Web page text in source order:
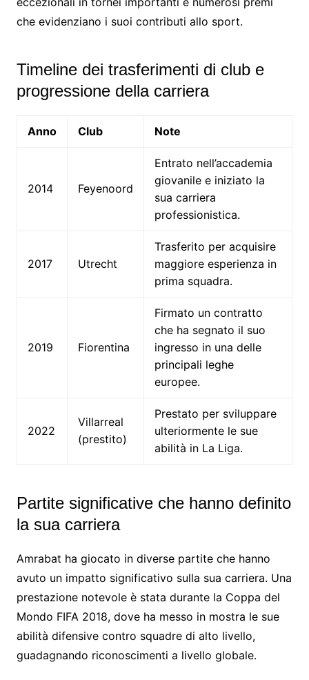
che evidenziano i suoi contributi allo sport.
Timeline dei trasferimenti di club e
progressione della carriera
Anno Club Note
2014 Feyenoord
Entrato nell’accademia
giovanile e iniziato la
sua carriera
professionistica.
2017 Utrecht
Trasferito per acquisire
maggiore esperienza in
prima squadra.
2019 Fiorentina
Firmato un contratto
che ha segnato il suo
ingresso in una delle
principali leghe
europee.
2022
Villarreal
(prestito)
Prestato per sviluppare
ulteriormente le sue
abilità in La Liga.
Partite significative che hanno definito
la sua carriera
Amrabat ha giocato in diverse partite che hanno
avuto un impatto significativo sulla sua carriera. Una
prestazione notevole è stata durante la Coppa del
Mondo FIFA 2018, dove ha messo in mostra le sue
abilità difensive contro squadre di alto livello,
guadagnando riconoscimenti a livello globale.